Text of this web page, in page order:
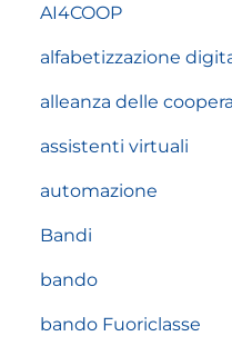
AI4COOP
alfabetizzazione
alleanza delle
assistenti virtuali
automazione
Bandi
bando
bando Fuoriclasse